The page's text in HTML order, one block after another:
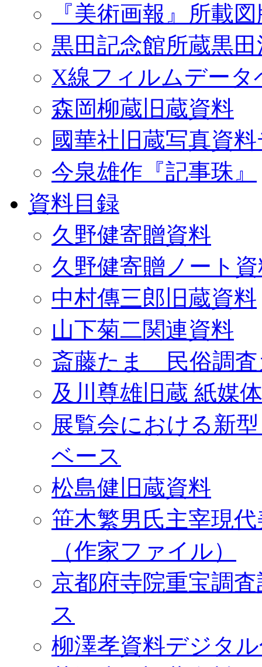
『美術画報』所載
黒田記念館所蔵黒
X線フィルムデータ
森岡柳蔵旧蔵資料
國華社旧蔵写真資
今泉雄作『記事珠』
資料目録
久野健寄贈資料
久野健寄贈ノート
中村傳三郎旧蔵資料
山下菊二関連資料
斎藤たま 民俗調査
及川尊雄旧蔵 紙媒
展覧会における新
ベース
松島健旧蔵資料
笹木繁男氏主宰現
（作家ファイル）
京都府寺院重宝調
ス
柳澤孝資料デジタ